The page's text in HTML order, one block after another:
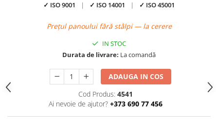
Gardulețe
Echipamente pentru grădinițe
Pavilioane pentru grădinițe
copii
Tobogane din plastic
ACROBAȚIE - Inele /Frânghie
✓ ISO 9001
| ✓ ISO 14001 | ✓ ISO 45001
Prețul panoului fără stâlpi — la cerere
IN STOC
Durata de livrare: La comandă
ADAUGA IN COS
Cod Produs: 4541
Ai nevoie de ajutor? +373 690 77 456